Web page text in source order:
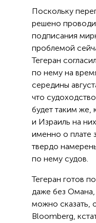
Поскольку
решено
подписания
проблемой
Тегеран
по нему на
середины
что
будет таким же,
и Израиль на
именно о плате
твердо
по нему судов.
Тегеран готов
даже без Омана,
можно сказать,
Bloomberg,